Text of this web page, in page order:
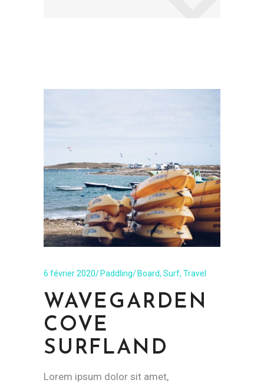
6 février 2020 Paddling Board, Surf, Travel
WAVEGARDEN
COVE
SURFLAND
Lorem ipsum dolor sit amet,